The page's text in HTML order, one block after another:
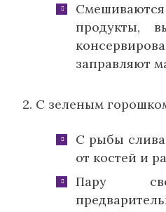
продукты,
заправляют
2. С зеленым
С рыбы
от костей и
Пару